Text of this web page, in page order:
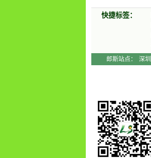
快捷标签：
郎斯站点：
深圳